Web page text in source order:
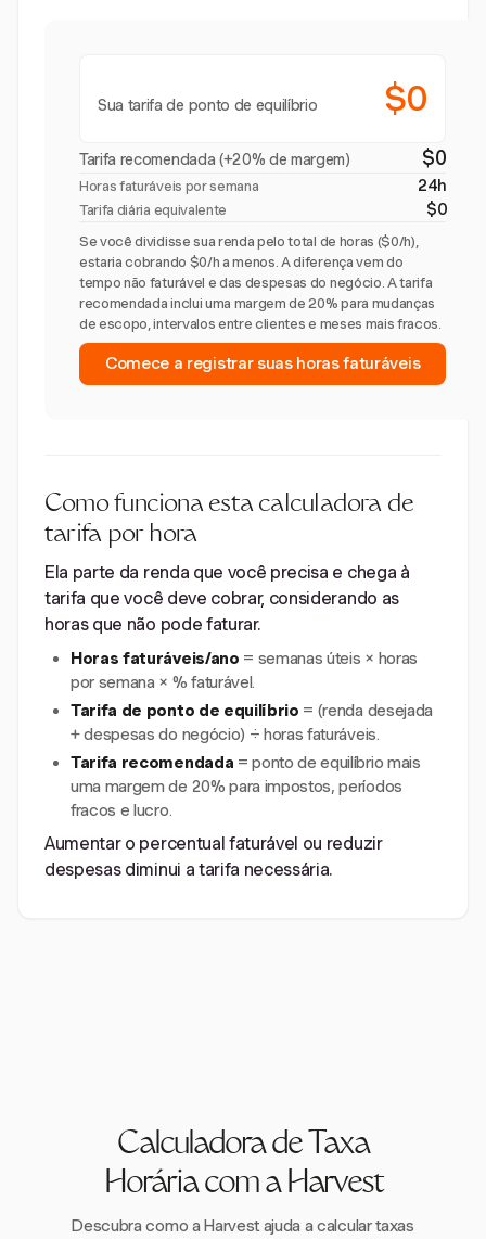
Sua tarifa de ponto de equilíbrio $0
Tarifa recomendada (+20% de margem) $0
Horas faturáveis por semana 24h
Tarifa diária equivalente $0
Se você dividisse sua renda pelo total de horas ($0/h),
estaria cobrando $0/h a menos. A diferença vem do
tempo não faturável e das despesas do negócio. A tarifa
recomendada inclui uma margem de 20% para mudanças
de escopo, intervalos entre clientes e meses mais fracos.
Comece a registrar suas horas faturáveis
Como funciona esta calculadora de
tarifa por hora
Ela parte da renda que você precisa e chega à
tarifa que você deve cobrar, considerando as
horas que não pode faturar.
Horas faturáveis/ano = semanas úteis × horas
por semana × % faturável.
Tarifa de ponto de equilíbrio = (renda desejada
+ despesas do negócio) ÷ horas faturáveis.
Tarifa recomendada = ponto de equilíbrio mais
uma margem de 20% para impostos, períodos
fracos e lucro.
Aumentar o percentual faturável ou reduzir
despesas diminui a tarifa necessária.
Calculadora de Taxa
Horária com a Harvest
Descubra como a Harvest ajuda a calcular taxas